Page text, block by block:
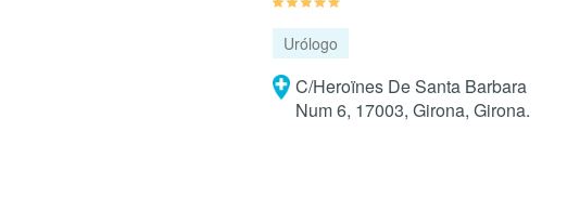
Urólogo
C/Heroïnes De Santa Barbara
Num 6, 17003, Girona, Girona.